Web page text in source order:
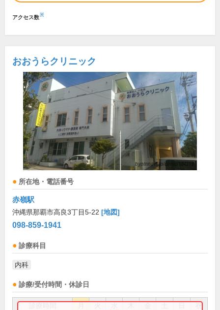
アクセス数※
おおうらクリニック
所在地・電話番号
赤嶺駅
沖縄県那覇市高良3丁目5-22 [地図]
098-859-1941
診療科目
内科
診療/受付時間・休診日
祝